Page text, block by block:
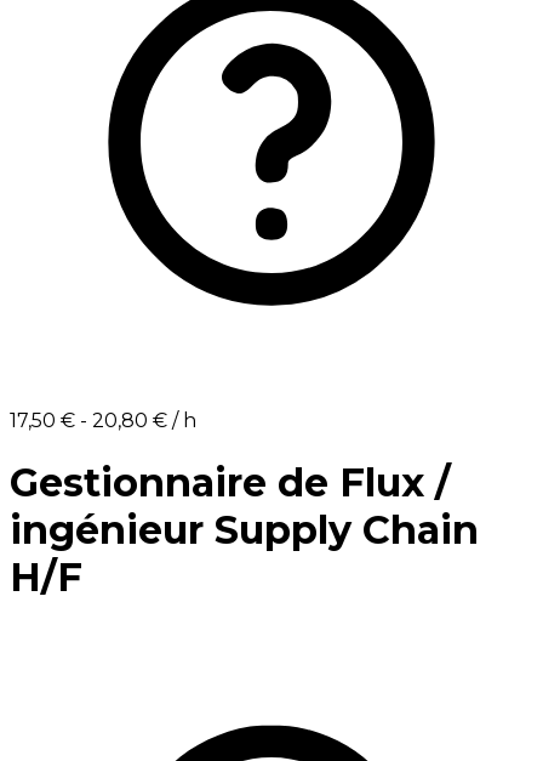
17,50 €⁩ - ⁨20,80 €⁩ / h
Gestionnaire de Flux /
ingénieur Supply Chain
H/F